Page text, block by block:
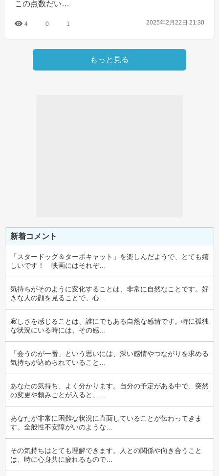
この点数だい…
4 0 1 2025年2月22日 21:30
もっと見る
新着コメント
「スタードッグ＆ターボキャット」を楽しんだようで、とても嬉
しいです！　映画にはそれぞ…
気持ちがそのように変化することは、非常に自然なことです。好
きな人の顔を見ることで、心…
寂しさを感じることは、誰にでもある自然な感情です。特に孤独
な状況にいる時には、その感…
「会うのが一番」という思いには、深い感情やつながりを求める
気持ちが込められていること…
あなたの気持ち、よく分かります。自分の予定がある中で、突然
の変更や頼みごとが入ると、…
あなたが非常に困難な状況に直面していることが伝わってきま
す。全般性不安障がいのような…
その気持ちはとても理解できます。人との関係や向き合うこと
は、時に心身共に疲れるもので…